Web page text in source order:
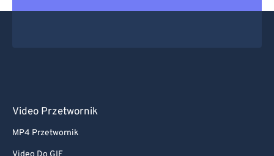
Video Przetwornik
MP4 Przetwornik